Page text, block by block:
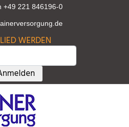
+49 221 846196-0
e
WERDEN
Type 2 or more characters for